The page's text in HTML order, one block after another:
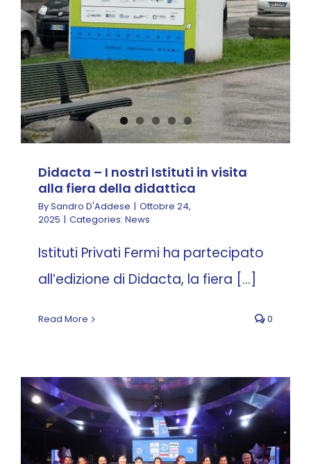
News
Didacta – I nostri Istituti in visita
alla fiera della didattica
BySandro D'Addese | Ottobre 24,
2025 | Categories: News
Istituti Privati Fermi ha partecipato
all’edizione di Didacta, la fiera [...]
Read More 0
A Desenzano il via alla